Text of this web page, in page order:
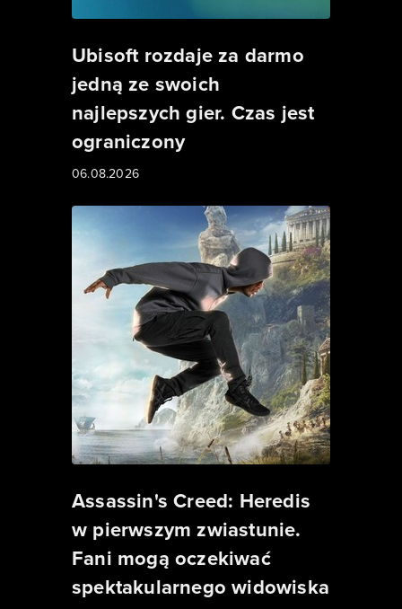
Ubisoft rozdaje za darmo
jedną ze swoich
najlepszych gier. Czas jest
ograniczony
06.08.2026
Assassin's Creed: Heredis
w pierwszym zwiastunie.
Fani mogą oczekiwać
spektakularnego widowiska